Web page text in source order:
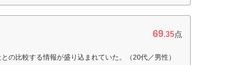
69.35点
の比較する情報が盛り込まれていた。（20代／男性）